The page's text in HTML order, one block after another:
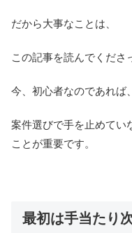
だから大事なことは、
この記事を読んでくださ
今、初心者なのであれば
案件選びで手を止めてい
ことが重要です。
最初は手当たり